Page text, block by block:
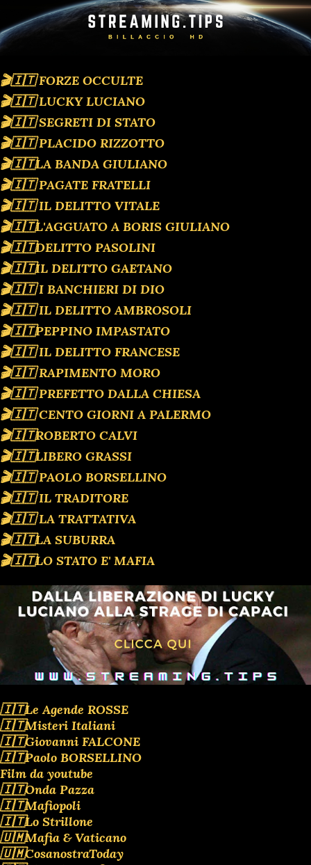
🎬🇮🇹 FORZE OCCULTE
🎬🇮🇹 LUCKY LUCIANO
🎬🇮🇹 SEGRETI DI STATO
🎬🇮🇹 PLACIDO RIZZOTTO
🎬🇮🇹LA BANDA GIULIANO
🎬🇮🇹 PAGATE FRATELLI
🎬🇮🇹 IL DELITTO VITALE
🎬🇮🇹L'AGGUATO A BORIS GIULIANO
🎬🇮🇹DELITTO PASOLINI
🎬🇮🇹IL DELITTO GAETANO
🎬🇮🇹 I BANCHIERI DI DIO
🎬🇮🇹 IL DELITTO AMBROSOLI
🎬🇮🇹PEPPINO IMPASTATO
🎬🇮🇹 IL DELITTO FRANCESE
🎬🇮🇹 RAPIMENTO MORO
🎬🇮🇹 PREFETTO DALLA CHIESA
🎬🇮🇹 CENTO GIORNI A PALERMO
🎬🇮🇹ROBERTO CALVI
🎬🇮🇹LIBERO GRASSI
🎬🇮🇹 PAOLO BORSELLINO
🎬🇮🇹 IL TRADITORE
🎬🇮🇹 LA TRATTATIVA
🎬🇮🇹LA SUBURRA
🎬🇮🇹LO STATO E' MAFIA
🇮🇹Le Agende ROSSE
🇮🇹Misteri Italiani
🇮🇹Giovanni FALCONE
🇮🇹Paolo BORSELLINO
Film da youtube
🇮🇹Onda Pazza
🇮🇹Mafiopoli
🇮🇹Lo Strillone
🇺🇲Mafia & Vaticano
🇺🇲CosanostraToday